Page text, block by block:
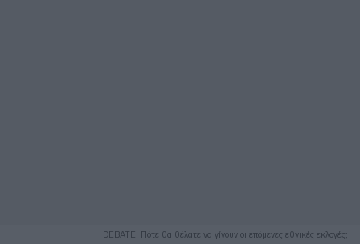
DEBATE: Πότε θα θέλατε να γίνουν οι επόμενες εθνικές εκλογές;